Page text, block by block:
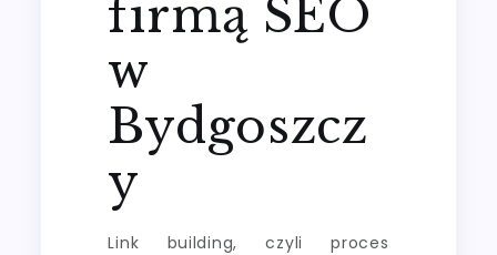
firmą SEO
w
Bydgoszcz
y
Link building, czyli proces